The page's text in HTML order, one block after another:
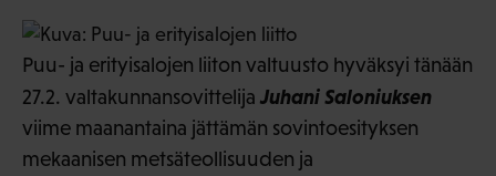
Puu- ja erityisalojen liiton valtuusto hyväksyi tänään
27.2. valtakunnansovittelija Juhani Saloniuksen
viime maanantaina jättämän sovintoesityksen
mekaanisen metsäteollisuuden ja